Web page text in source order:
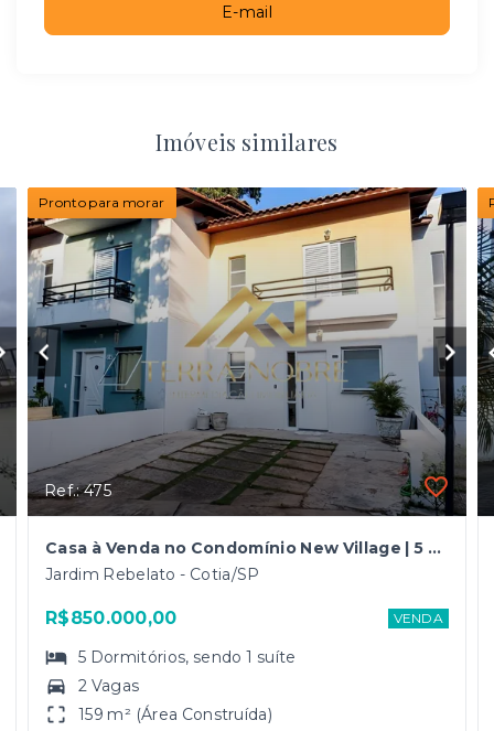
E-mail
Imóveis similares
Pronto para morar
Ref.: 475
Casa à Venda no Condomínio New Village | 5 Dormitórios | Quintal com Churrasqueira | 158,99m² | 2 Vagas
Jardim Rebelato - Cotia/SP
R$850.000,00 VENDA
5 Dormitórios, sendo1 suíte
2 Vagas
159 m² (Área Construída)